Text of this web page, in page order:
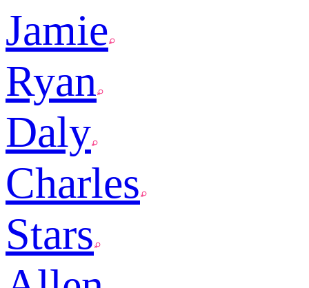
Jamie
Ryan
Daly
Charles
Stars